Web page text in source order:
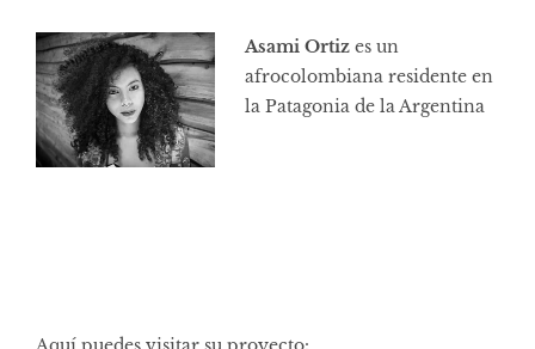
Asami Ortiz es un
afrocolombiana residente en
la Patagonia de la Argentina